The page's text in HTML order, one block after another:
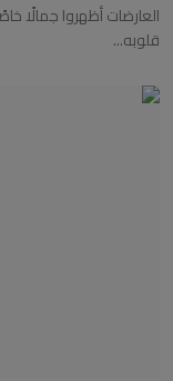
العارضات أظهروا جمالًا
قلوبه...